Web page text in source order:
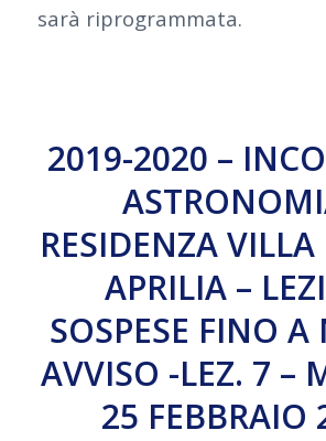
sarà riprogrammata.
2019-2020 –
RESIDENZA VILLA
APRILIA –
SOSPESE FINO
AVVISO -LEZ. 7 –
25 FEBBRAIO